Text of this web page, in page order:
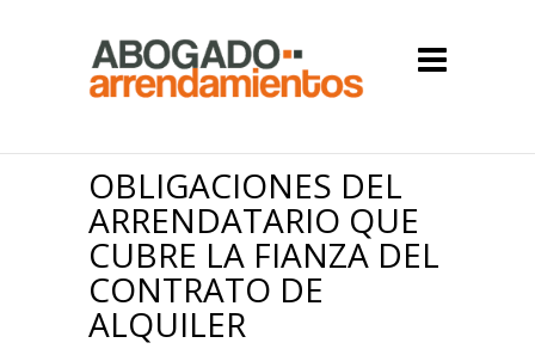
OBLIGACIONES DEL
ARRENDATARIO QUE
CUBRE LA FIANZA DEL
CONTRATO DE
ALQUILER